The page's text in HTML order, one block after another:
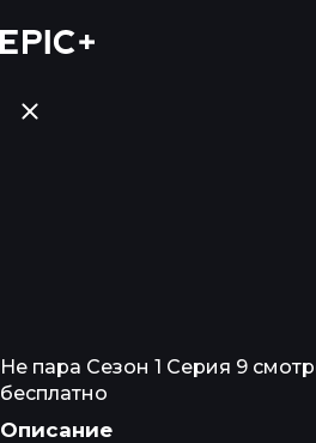
Не пара Сезон 1 Серия 9
бесплатно
Описание